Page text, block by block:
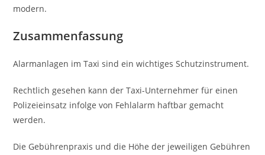
modern.
Zusammenfassung
Alarmanlagen im Taxi sind ein wichtiges Schutzinstrument.
Rechtlich gesehen kann der Taxi-Unternehmer für einen
Polizeieinsatz infolge von Fehlalarm haftbar gemacht
werden.
Die Gebührenpraxis und die Höhe der jeweiligen Gebühren